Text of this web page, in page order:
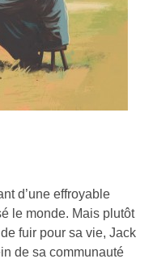
d’une effroyable
le monde. Mais plutôt
fuir pour sa vie, Jack
de sa communauté